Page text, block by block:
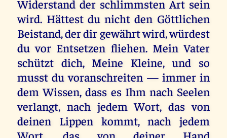
Widerstand der schlimmsten Art sein
wird. Hättest du nicht den Göttlichen
Beistand, der dir gewährt wird, würdest
du vor Entsetzen fliehen. Mein Vater
schützt dich, Meine Kleine, und so
musst du voranschreiten — immer in
dem Wissen, dass es Ihm nach Seelen
verlangt, nach jedem Wort, das von
deinen Lippen kommt, nach jedem